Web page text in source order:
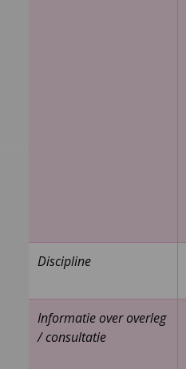
Discipline
Informatie over overleg
/ consultatie